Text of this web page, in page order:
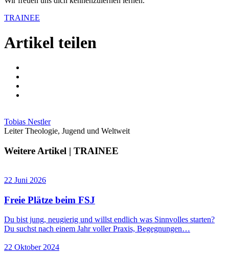
TRAINEE
Artikel teilen
Tobias Nestler
Leiter Theologie, Jugend und Weltweit
Weitere Artikel | TRAINEE
22 Juni 2026
Freie Plätze beim FSJ
Du bist jung, neugierig und willst endlich was Sinnvolles starten?
Du suchst nach einem Jahr voller Praxis, Begegnungen…
22 Oktober 2024